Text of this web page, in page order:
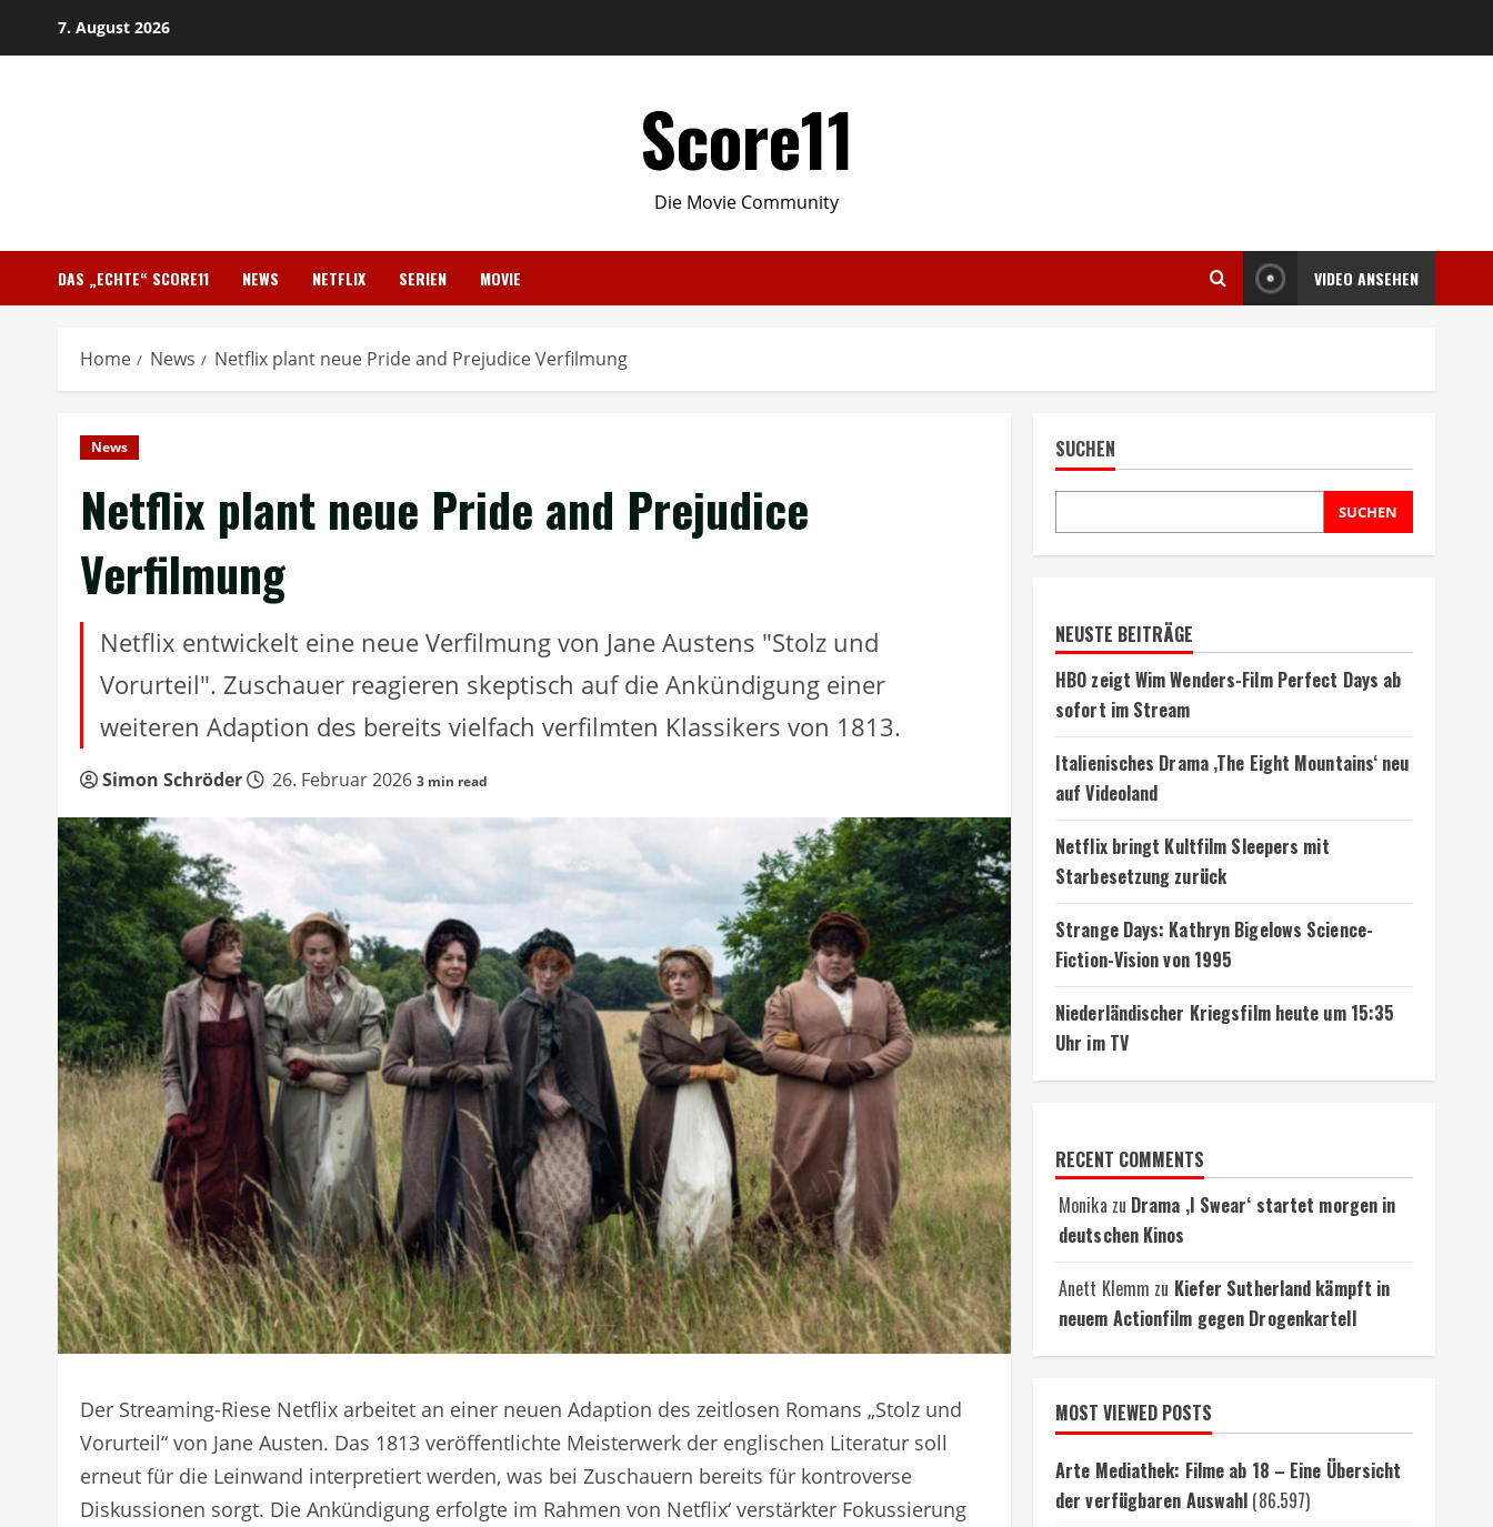
7. August 2026
Score11
Die Movie Community
DAS „ECHTE“ SCORE11 NEWS NETFLIX SERIEN MOVIE VIDEO ANSEHEN
Home News Netflix plant neue Pride and Prejudice Verfilmung
News
Netflix plant neue Pride and Prejudice
Verfilmung
Netflix entwickelt eine neue Verfilmung von Jane Austens "Stolz und
Vorurteil". Zuschauer reagieren skeptisch auf die Ankündigung einer
weiteren Adaption des bereits vielfach verfilmten Klassikers von 1813.
Simon Schröder 26. Februar 2026 3 min read
Der Streaming-Riese Netflix arbeitet an einer neuen Adaption des zeitlosen Romans „Stolz und
Vorurteil“ von Jane Austen. Das 1813 veröffentlichte Meisterwerk der englischen Literatur soll
erneut für die Leinwand interpretiert werden, was bei Zuschauern bereits für kontroverse
Diskussionen sorgt. Die Ankündigung erfolgte im Rahmen von Netflix‘ verstärkter Fokussierung
SUCHEN
SUCHEN
NEUSTE BEITRÄGE
HBO zeigt Wim Wenders-Film Perfect Days ab
sofort im Stream
Italienisches Drama ‚The Eight Mountains‘ neu
auf Videoland
Netflix bringt Kultfilm Sleepers mit
Starbesetzung zurück
Strange Days: Kathryn Bigelows Science-
Fiction-Vision von 1995
Niederländischer Kriegsfilm heute um 15:35
Uhr im TV
RECENT COMMENTS
Monika zu Drama ‚I Swear‘ startet morgen in
deutschen Kinos
Anett Klemm zu Kiefer Sutherland kämpft in
neuem Actionfilm gegen Drogenkartell
MOST VIEWED POSTS
Arte Mediathek: Filme ab 18 – Eine Übersicht
der verfügbaren Auswahl (86.597)